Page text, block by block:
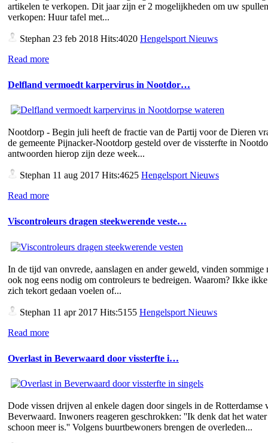
artikelen te verkopen. Dit jaar zijn er 2 mogelijkheden om uw
verkopen: Huur tafel met...
Stephan 23 feb 2018 Hits:4020 Hengelsport Nieuws
Read more
Delfland vermoedt karpervirus in Nootdor…
Nootdorp - Begin juli heeft de fractie van de Partij voor de Dieren
de gemeente Pijnacker-Nootdorp gesteld over de vissterfte in
antwoorden hierop zijn deze week...
Stephan 11 aug 2017 Hits:4625 Hengelsport Nieuws
Read more
Viscontroleurs dragen steekwerende veste…
In de tijd van onvrede, aanslagen en ander geweld, vinden sommige
ook nog eens nodig om controleurs te bedreigen. Waarom? Ikke
zich tekort gedaan voelen of...
Stephan 11 apr 2017 Hits:5155 Hengelsport Nieuws
Read more
Overlast in Beverwaard door vissterfte i…
Dode vissen drijven al enkele dagen door singels in de Rotterdamse
Beverwaard. Inwoners reageren geschrokken: ''Ik denk dat het
schoon meer is.'' Volgens buurtbewoners brengen de overleden...